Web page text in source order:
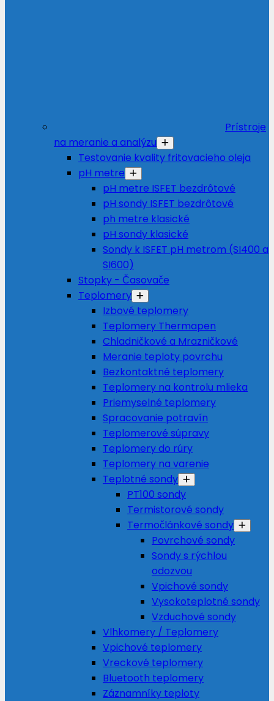
Prístroje
na meranie a analýzu
Testovanie kvality fritovacieho oleja
pH metre
pH metre ISFET bezdrôtové
pH sondy ISFET bezdrôtové
ph metre klasické
pH sondy klasické
Sondy k ISFET pH metrom (SI400 a
SI600)
Stopky - Časovače
Teplomery
Izbové teplomery
Teplomery Thermapen
Chladničkové a Mrazničkové
Meranie teploty povrchu
Bezkontaktné teplomery
Teplomery na kontrolu mlieka
Priemyselné teplomery
Spracovanie potravín
Teplomerové súpravy
Teplomery do rúry
Teplomery na varenie
Teplotné sondy
PT100 sondy
Termistorové sondy
Termočlánkové sondy
Povrchové sondy
Sondy s rýchlou
odozvou
Vpichové sondy
Vysokoteplotné sondy
Vzduchové sondy
Vlhkomery / Teplomery
Vpichové teplomery
Vreckové teplomery
Bluetooth teplomery
Záznamníky teploty